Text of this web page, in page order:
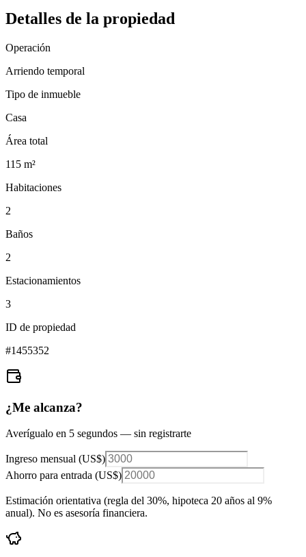
Detalles de la propiedad
Operación
Arriendo temporal
Tipo de inmueble
Casa
Área total
115 m²
Habitaciones
2
Baños
2
Estacionamientos
3
ID de propiedad
#1455352
¿Me alcanza?
Averígualo en 5 segundos — sin registrarte
Ingreso mensual (US$)
Ahorro para entrada (US$)
Estimación orientativa (regla del 30%, hipoteca 20 años al 9%
anual). No es asesoría financiera.